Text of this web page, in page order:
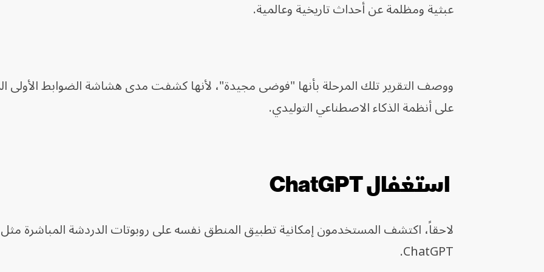
عبثية ومظلمة عن أحداث تاريخية وعالمية.
ووصف التقرير تلك المرحلة بأنها "فوضى مجيدة"، لأنها كشفت مدى هشاشة الضوابط الأولى
على أنظمة الذكاء الاصطناعي التوليدي.
استغفال ChatGPT
ChatGPT.